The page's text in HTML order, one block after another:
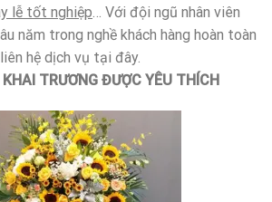
lễ tốt nghiệp… Với đội ngũ nhân viên
năm trong nghề khách hàng hoàn toàn
hệ dịch vụ tại đây.
TRƯƠNG ĐƯỢC YÊU THÍCH